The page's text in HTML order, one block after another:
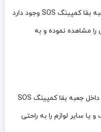
توسط قطب نمای کوچکی که داخل جعبه بقا کمپینگ SOS وجود دارد
مشاهده نموده و به
اره جیبی دیگر ابزرا پرکاربردی ست که داخل جعبه بقا کمپینگ SOS
یا سایر لوازم را به راحتی